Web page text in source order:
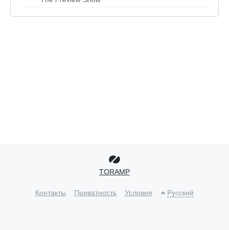
TORAMP
Контакты Приватность Условия Русский